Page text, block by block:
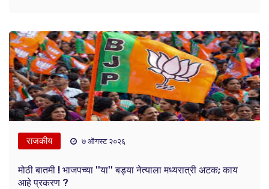
राजकीय ७ ऑगस्ट २०२६
मोठी बातमी ! भाजपच्या ''या'' बड्या नेत्याला मध्यरात्री अटक; काय
आहे प्रकरण ?